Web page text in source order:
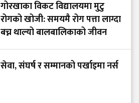
गोरखाका विकट विद्यालयमा मुटु
रोगको खोजी: समयमै रोग पत्ता लाग्दा
बच्न थाल्यो बालबालिकाको जीवन
सेवा, संघर्ष र सम्मानको पर्खाइमा नर्स